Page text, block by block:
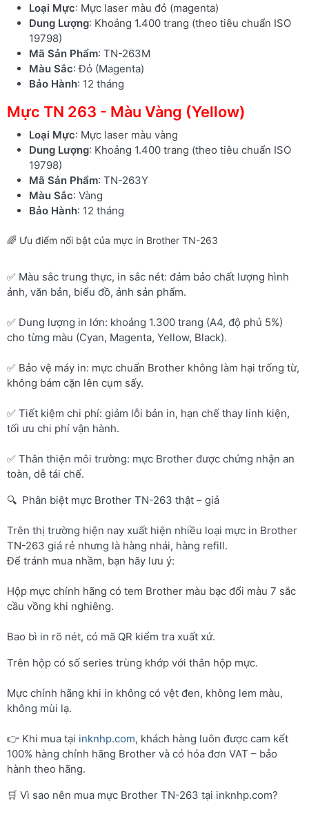
Loại Mực: Mực laser màu đỏ (magenta)
Dung Lượng: Khoảng 1.400 trang (theo tiêu chuẩn ISO
19798)
Mã Sản Phẩm: TN-263M
Màu Sắc: Đỏ (Magenta)
Bảo Hành: 12 tháng
Mực TN 263 - Màu Vàng (Yellow)
Loại Mực: Mực laser màu vàng
Dung Lượng: Khoảng 1.400 trang (theo tiêu chuẩn ISO
19798)
Mã Sản Phẩm: TN-263Y
Màu Sắc: Vàng
Bảo Hành: 12 tháng
🌈 Ưu điểm nổi bật của mực in Brother TN-263
✅ Màu sắc trung thực, in sắc nét: đảm bảo chất lượng hình
ảnh, văn bản, biểu đồ, ảnh sản phẩm.
✅ Dung lượng in lớn: khoảng 1.300 trang (A4, độ phủ 5%)
cho từng màu (Cyan, Magenta, Yellow, Black).
✅ Bảo vệ máy in: mực chuẩn Brother không làm hại trống từ,
không bám cặn lên cụm sấy.
✅ Tiết kiệm chi phí: giảm lỗi bản in, hạn chế thay linh kiện,
tối ưu chi phí vận hành.
✅ Thân thiện môi trường: mực Brother được chứng nhận an
toàn, dễ tái chế.
🔍 Phân biệt mực Brother TN-263 thật – giả
Trên thị trường hiện nay xuất hiện nhiều loại mực in Brother
TN-263 giá rẻ nhưng là hàng nhái, hàng refill.
Để tránh mua nhầm, bạn hãy lưu ý:
Hộp mực chính hãng có tem Brother màu bạc đổi màu 7 sắc
cầu vồng khi nghiêng.
Bao bì in rõ nét, có mã QR kiểm tra xuất xứ.
Trên hộp có số series trùng khớp với thân hộp mực.
Mực chính hãng khi in không có vệt đen, không lem màu,
không mùi lạ.
👉 Khi mua tại inknhp.com, khách hàng luôn được cam kết
100% hàng chính hãng Brother và có hóa đơn VAT – bảo
hành theo hãng.
🛒 Vì sao nên mua mực Brother TN-263 tại inknhp.com?